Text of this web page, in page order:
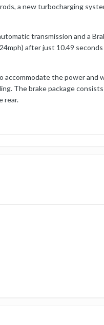
a new turbocharging
transmission and a
after just 10.49
accommodate the power
The brake package
rear.